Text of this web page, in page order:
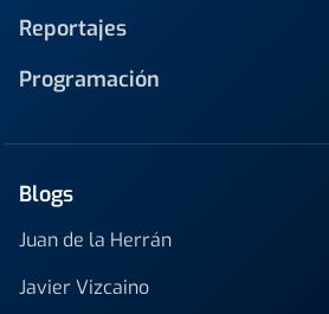
Reportajes
Programación
Blogs
Juan de la Herrán
Javier Vizcaino